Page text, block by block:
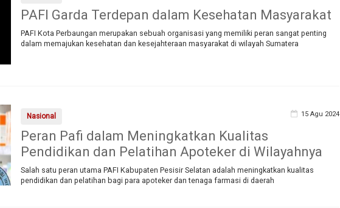
PAFI Garda Terdepan dalam Kesehatan Masyarakat
PAFI Kota Perbaungan merupakan sebuah organisasi yang memiliki peran sangat penting
dalam memajukan kesehatan dan kesejahteraan masyarakat di wilayah Sumatera
Nasional 15 Agu 2024
Peran Pafi dalam Meningkatkan Kualitas
Pendidikan dan Pelatihan Apoteker di Wilayahnya
Salah satu peran utama PAFI Kabupaten Pesisir Selatan adalah meningkatkan kualitas
pendidikan dan pelatihan bagi para apoteker dan tenaga farmasi di daerah